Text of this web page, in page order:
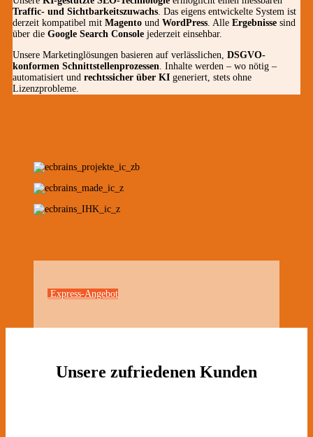
Traffic- und Sichtbarkeitszuwachs. Das eigens entwickelte System ist
derzeit kompatibel mit Magento und WordPress. Alle Ergebnisse sind
über die Google Search Console jederzeit einsehbar.
Unsere Marketinglösungen basieren auf verlässlichen, DSGVO-
konformen Schnittstellenprozessen. Inhalte werden – wo nötig –
automatisiert und rechtssicher über KI generiert, stets ohne
Lizenzprobleme.
Express-Angebot
Unsere zufriedenen Kunden